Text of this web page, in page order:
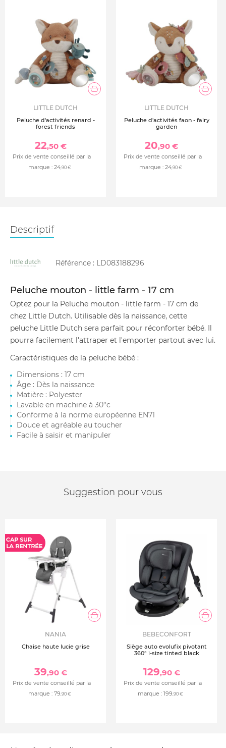
LITTLE DUTCH
Peluche d'activités renard -
forest friends
22,50 €
Prix de vente conseillé par la
marque : 24,90 €
LITTLE DUTCH
Peluche d'activités faon - fairy
garden
20,90 €
Prix de vente conseillé par la
marque : 24,90 €
Descriptif
Référence : LD083188296
Peluche mouton - little farm - 17 cm
Optez pour la Peluche mouton - little farm - 17 cm de
chez Little Dutch. Utilisable dès la naissance, cette
peluche Little Dutch sera parfait pour réconforter bébé. Il
pourra facilement l'attraper et l'emporter partout avec lui.
Caractéristiques de la peluche bébé :
Dimensions : 17 cm
Âge : Dès la naissance
Matière : Polyester
Lavable en machine à 30°c
Conforme à la norme européenne EN71
Douce et agréable au toucher
Facile à saisir et manipuler
Suggestion pour vous
NANIA
Chaise haute lucie grise
39,90 €
Prix de vente conseillé par la
marque : 79,90 €
BEBECONFORT
Siège auto evolufix pivotant
360° i-size tinted black
129,90 €
Prix de vente conseillé par la
marque : 199,90 €